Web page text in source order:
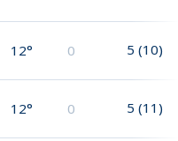
12° 0 5 (10)
12° 0 5 (11)